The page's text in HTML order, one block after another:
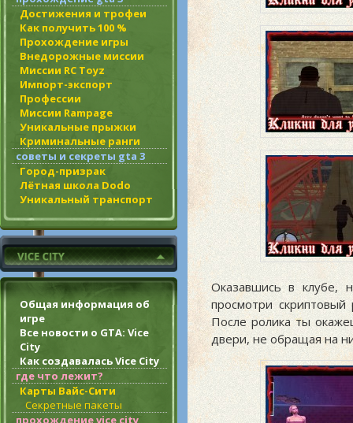
Достижения и трофеи
Как получить 100 %
Прохождение игры
Внедорожные миссии
Миссии RC Toyz
Импорт-экспорт
Профессии
Миссии Rampage
Уникальные прыжки
Криминальные ранги
советы и секреты gta 3
Город-призрак
Лётная школа Dodo
Уникальный транспорт
Общая информация об
игре
Все новости о GTA: Vice
City
Как создавалась Vice City
где что лежит?
Карты Вайс-Сити
Секретные пакеты
прохождение vice city
Оказавшись в клубе,
просмотри
После ролика ты
двери, не обращая на